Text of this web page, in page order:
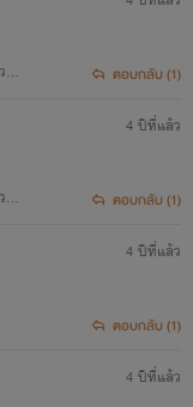
ไ
ตอบกลับ (1)
ไ
4 ปีที่แล้ว
ตอบกลับ (1)
4 ปีที่แล้ว
ตอบกลับ (1)
4 ปีที่แล้ว